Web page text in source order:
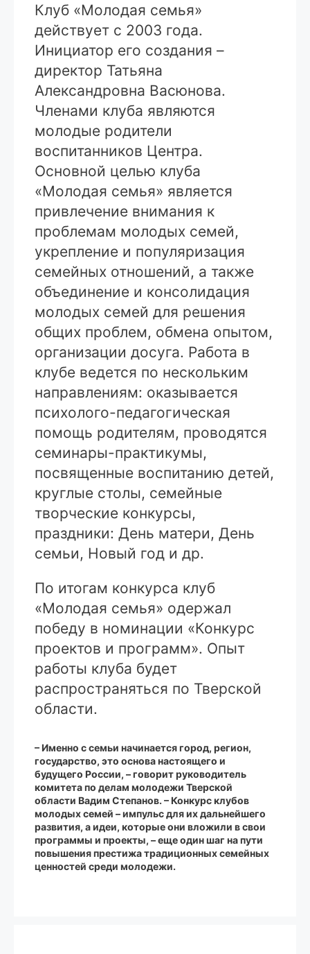
Клуб «Молодая семья»
действует с 2003 года.
Инициатор его создания –
директор Татьяна
Александровна Васюнова.
Членами клуба являются
молодые родители
воспитанников Центра.
Основной целью клуба
«Молодая семья» является
привлечение внимания к
проблемам молодых семей,
укрепление и популяризация
семейных отношений, а также
объединение и консолидация
молодых семей для решения
общих проблем, обмена опытом,
организации досуга. Работа в
клубе ведется по нескольким
направлениям: оказывается
психолого-педагогическая
помощь родителям, проводятся
семинары-практикумы,
посвященные воспитанию детей,
круглые столы, семейные
творческие конкурсы,
праздники: День матери, День
семьи, Новый год и др.
По итогам конкурса клуб
«Молодая семья» одержал
победу в номинации «Конкурс
проектов и программ». Опыт
работы клуба будет
распространяться по Тверской
области.
– Именно с семьи начинается город, регион,
государство, это основа настоящего и
будущего России, – говорит руководитель
комитета по делам молодежи Тверской
области Вадим Степанов. – Конкурс клубов
молодых семей – импульс для их дальнейшего
развития, а идеи, которые они вложили в свои
программы и проекты, – еще один шаг на пути
повышения престижа традиционных семейных
ценностей среди молодежи.